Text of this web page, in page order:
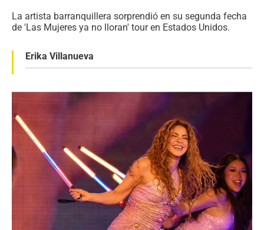
La artista barranquillera sorprendió en su segunda fecha
de 'Las Mujeres ya no lloran' tour en Estados Unidos.
Erika Villanueva